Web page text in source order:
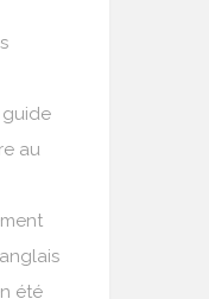
guide
au
été